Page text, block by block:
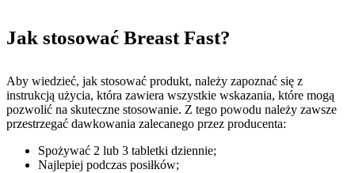
Jak stosować Breast Fast?
Aby wiedzieć, jak stosować produkt, należy zapoznać się z
instrukcją użycia, która zawiera wszystkie wskazania, które mogą
pozwolić na skuteczne stosowanie. Z tego powodu należy zawsze
przestrzegać dawkowania zalecanego przez producenta:
Spożywać 2 lub 3 tabletki dziennie;
Najlepiej podczas posiłków;